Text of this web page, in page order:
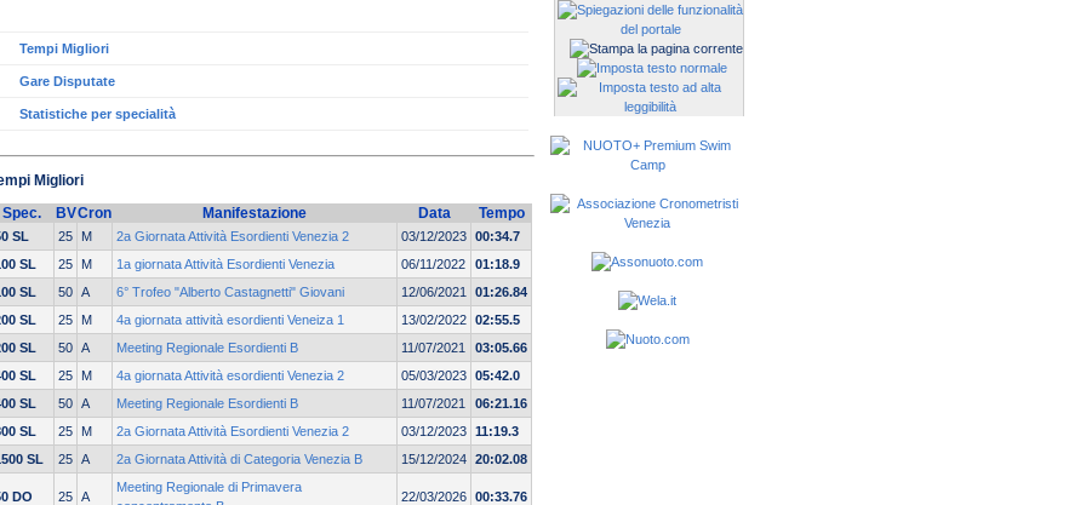
Tempi Migliori
Gare Disputate
Statistiche per specialità
Migliori
Spec.
BVCron Manifestazione Data Tempo
SL 25 M 2a Giornata Attività Esordienti Venezia 2 03/12/2023 00:34.7
SL
25 M 1a giornata Attività Esordienti Venezia 06/11/2022
01:18.9
SL
50 A 6° Trofeo "Alberto Castagnetti" Giovani 12/06/2021
01:26.84
SL
25 M 4a giornata attività esordienti Veneiza 1 13/02/2022 02:55.5
SL
50 A Meeting Regionale Esordienti B 11/07/2021
03:05.66
SL
25 M 4a giornata Attività esordienti Venezia 2 05/03/2023 05:42.0
SL
50 A Meeting Regionale Esordienti B 11/07/2021
06:21.16
SL
25 M 2a Giornata Attività Esordienti Venezia 2 03/12/2023 11:19.3
SL
25 A 2a Giornata Attività di Categoria Venezia B 15/12/2024 20:02.08
DO 25 A
Meeting Regionale di Primavera
22/03/2026 00:33.76